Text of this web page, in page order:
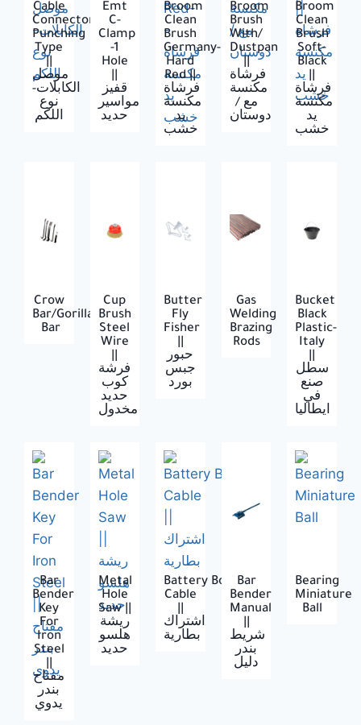
Cable
Connector
Punching
Type
موصل
الكابلات-
نوع
اللكم
Emt
C-
Clamp
-1
Hole
قفيز
مواسير
حديد
Broom
Clean
Brush
Germany-
Hard
Red ||
فرشاة
مكنسة
يد
خشب
Broom
Brush
With/
Dustpan
فرشاة
مكنسة
مع /
دوستان
Broom
Clean
Brush
Soft-
Black
فرشاة
مكنسة
يد
خشب
Crow
Bar/Gorilla
Bar
Cup
Brush
Steel
Wire
فرشة
كوب
حديد
مخدول
Butter
Fly
Fisher
حبور
جبس
بورد
Gas
Welding
Brazing
Rods
Bucket
Black
Plastic-
Italy
سطل
صنع
في
ايطاليا
Bar
Bender
Key
For
Iron
Steel
مفتاح
بندر
يدوي
Metal
Hole
Saw ||
ريشة
هلسو
حديد
Battery Booster
Cable
اشتراك
بطارية
Bar
Bender
Manual
شريط
بندر
دليل
Bearing
Miniature
Ball